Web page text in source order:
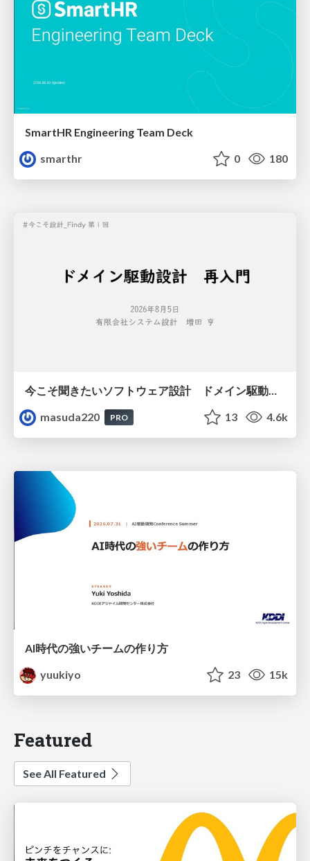
SmartHR Engineering Team Deck
smarthr
0 180
masuda220
PRO 13 4.6k
AI時代の強いチームの作り方
yuukiyo
23 15k
Featured
See All Featured